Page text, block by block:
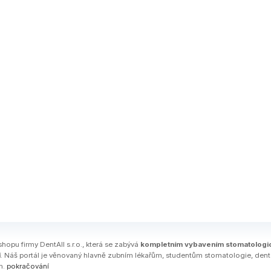
firmy DentAll s.r.o., která se zabývá kompletním vybavením
. Náš portál je věnovaný hlavně zubním lékařům, studentům stomatologie,
pokračování